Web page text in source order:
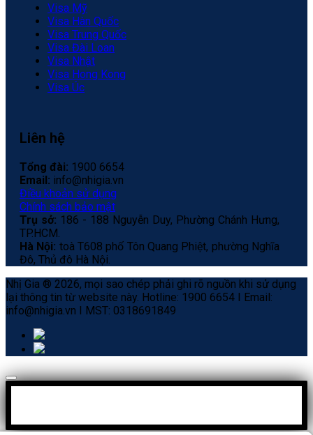
Visa Mỹ
Visa Hàn Quốc
Visa Trung Quốc
Visa Đài Loan
Visa Nhật
Visa Hong Kong
Visa Úc
Liên hệ
Tổng đài: 1900 6654
Email: info@nhigia.vn
Điều khoản sử dụng
Chính sách bảo mật
Trụ sở: 186 - 188 Nguyễn Duy, Phường Chánh Hưng,
TP.HCM.
Hà Nội: toà T608 phố Tôn Quang Phiệt, phường Nghĩa
Đô, Thủ đô Hà Nội.
Nhị Gia ® 2026, mọi sao chép phải ghi rõ nguồn khi sử dụng
lại thông tin từ website này. Hotline: 1900 6654 I Email:
info@nhigia.vn I MST: 0318691849